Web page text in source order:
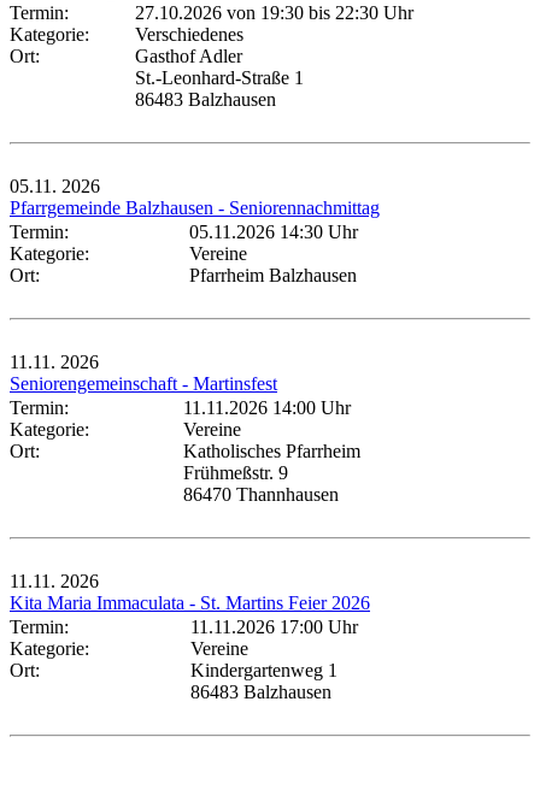
Termin:
27.10.2026 von 19:30 bis 22:30 Uhr
Kategorie:
Verschiedenes
Ort:
Gasthof Adler
St.-Leonhard-Straße 1
86483 Balzhausen
05.11. 2026
Pfarrgemeinde Balzhausen - Seniorennachmittag
Termin:
05.11.2026 14:30 Uhr
Kategorie:
Vereine
Ort:
Pfarrheim Balzhausen
11.11. 2026
Seniorengemeinschaft - Martinsfest
Termin:
11.11.2026 14:00 Uhr
Kategorie:
Vereine
Ort:
Katholisches Pfarrheim
Frühmeßstr. 9
86470 Thannhausen
11.11. 2026
Kita Maria Immaculata - St. Martins Feier 2026
Termin:
11.11.2026 17:00 Uhr
Kategorie:
Vereine
Ort:
Kindergartenweg 1
86483 Balzhausen